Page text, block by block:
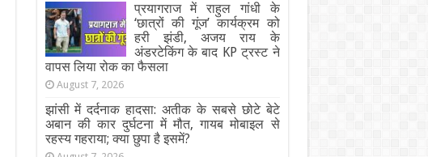
प्रयागराज में राहुल गांधी के
‘छात्रों की गूंज’ कार्यक्रम को
हरी झंडी, अजय राय के
अंडरटेकिंग के बाद KP ट्रस्ट ने
वापस लिया रोक का फैसला
August 7, 2026
झांसी में दर्दनाक हादसा: अतीक के सबसे छोटे बेटे
अबान की कार दुर्घटना में मौत, गायब मोबाइल से
रहस्य गहराया; क्या छुपा है इसमें?